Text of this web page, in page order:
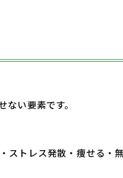
い要素です。
トレス発散・痩せる・